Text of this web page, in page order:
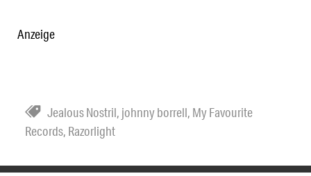
Anzeige
Jealous Nostril, johnny borrell, My Favourite
Records, Razorlight